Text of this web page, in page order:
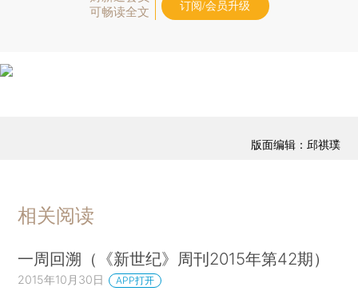
可畅读全文
订阅/会员升级
版面编辑：邱祺璞
相关阅读
一周回溯（《新世纪》周刊2015年第42期）
2015年10月30日 APP打开